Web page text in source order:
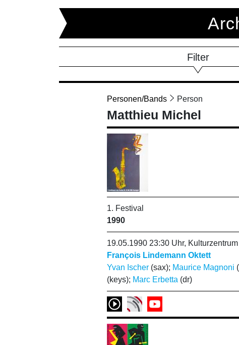
Filter
Personen/Bands Person
Matthieu Michel
1. Festival
1990
19.05.1990 23:30 Uhr,
François Lindemann Oktett
Yvan Ischer(sax); Maurice Magnoni
(keys); Marc Erbetta (dr)